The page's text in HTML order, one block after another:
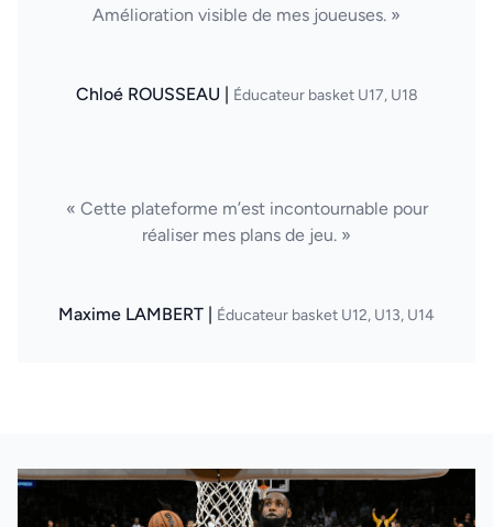
Amélioration visible de mes joueuses. »
Chloé ROUSSEAU | Éducateur basket U17, U18
« Cette plateforme m’est incontournable pour
réaliser mes plans de jeu. »
Maxime LAMBERT | Éducateur basket U12, U13, U14